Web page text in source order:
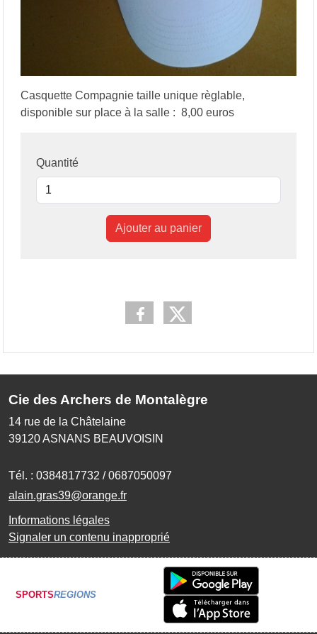
Casquette Compagnie taille unique règlable,
disponible sur place à la salle : 8,00 euros
Quantité
Ajouter au panier
Cie des Archers de Montalègre
14 rue de la Châtelaine
39120ASNANS BEAUVOISIN
Tél. : 0384817732 / 0687050097
alain.gras39@orange.fr
Informations légales
Signaler un contenu inapproprié
SPORTSREGIONS